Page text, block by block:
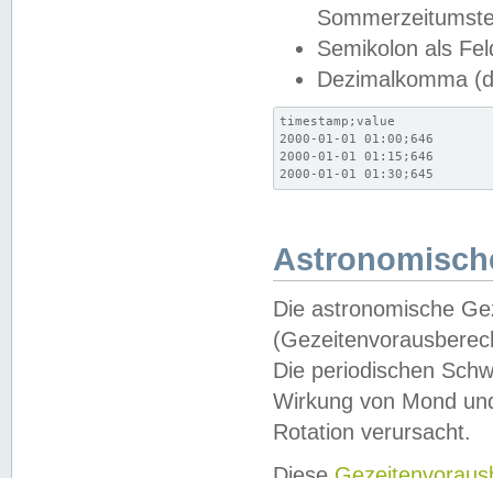
Semikolon als
Dezimalkomma
timestamp;value
2000-01-01 01:00;646
2000-01-01 01:15;646
2000-01-01 01:30;645
Die astronomische
Die periodischen
Wirkung von Mond
Rotation verursacht.